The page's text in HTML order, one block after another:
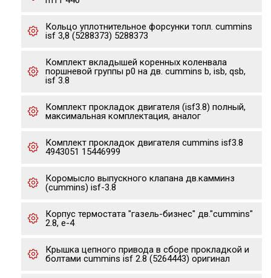
Кольцо уплотнительное форсунки топл. cummins
isf 3,8 (5288373) 5288373
Комплект вкладышей коренных коленвала
поршневой группы р0 на дв. cummins b, isb, qsb,
isf 3.8
Комплект прокладок двигателя (isf3.8) полный,
максимальная комплектация, аналог
Комплект прокладок двигателя cummins isf3.8
4943051 15446999
Коромысло выпускного клапана дв.камминз
(cummins) isf-3.8
Корпус термостата "газель-бизнес" дв."cummins"
2.8, е-4
Крышка цепного привода в сборе прокладкой и
болтами cummins isf 2.8 (5264443) оригинал